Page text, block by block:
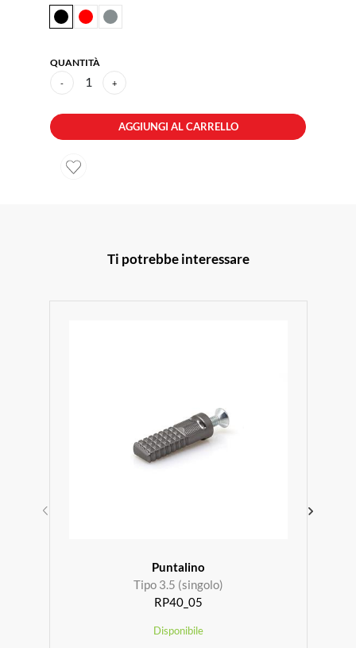
QUANTITÀ
- 1 +
AGGIUNGI AL CARRELLO
Ti potrebbe interessare
Puntalino
Tipo 3.5 (singolo)
RP40_05
Disponibile